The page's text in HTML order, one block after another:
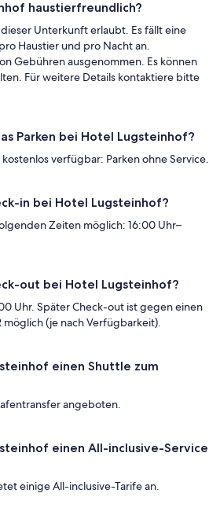
haustierfreundlich?
Unterkunft erlaubt. Es fällt eine
Haustier und pro Nacht an.
Gebühren ausgenommen. Es können
Für weitere Details kontaktiere bitte
Parken bei Hotel Lugsteinhof?
verfügbar: Parken ohne Service.
in bei Hotel Lugsteinhof?
Zeiten möglich: 16:00 Uhr–
out bei Hotel Lugsteinhof?
Uhr. Später Check-out ist gegen einen
möglich (je nach Verfügbarkeit).
einen Shuttle zum
angeboten.
einen All-inclusive-Service
einige All-inclusive-Tarife an.